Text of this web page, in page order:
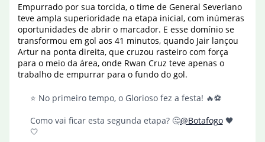
Empurrado por sua torcida, o time de General Severiano
teve ampla superioridade na etapa inicial, com inúmeras
oportunidades de abrir o marcador. E esse domínio se
transformou em gol aos 41 minutos, quando Jair lançou
Artur na ponta direita, que cruzou rasteiro com força
para o meio da área, onde Rwan Cruz teve apenas o
trabalho de empurrar para o fundo do gol.
⭐️ No primeiro tempo, o Glorioso fez a festa! 🔥⚽️
Como vai ficar esta segunda etapa? 🤔@Botafogo🖤
🤍